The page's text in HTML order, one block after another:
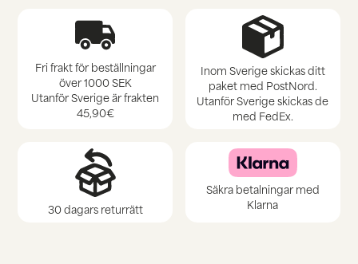
Fri frakt för beställningar
över 1000 SEK
Utanför Sverige är frakten
45,90€
Inom Sverige skickas ditt
paket med PostNord.
Utanför Sverige skickas de
med FedEx.
30 dagars returrätt
Säkra betalningar med
Klarna